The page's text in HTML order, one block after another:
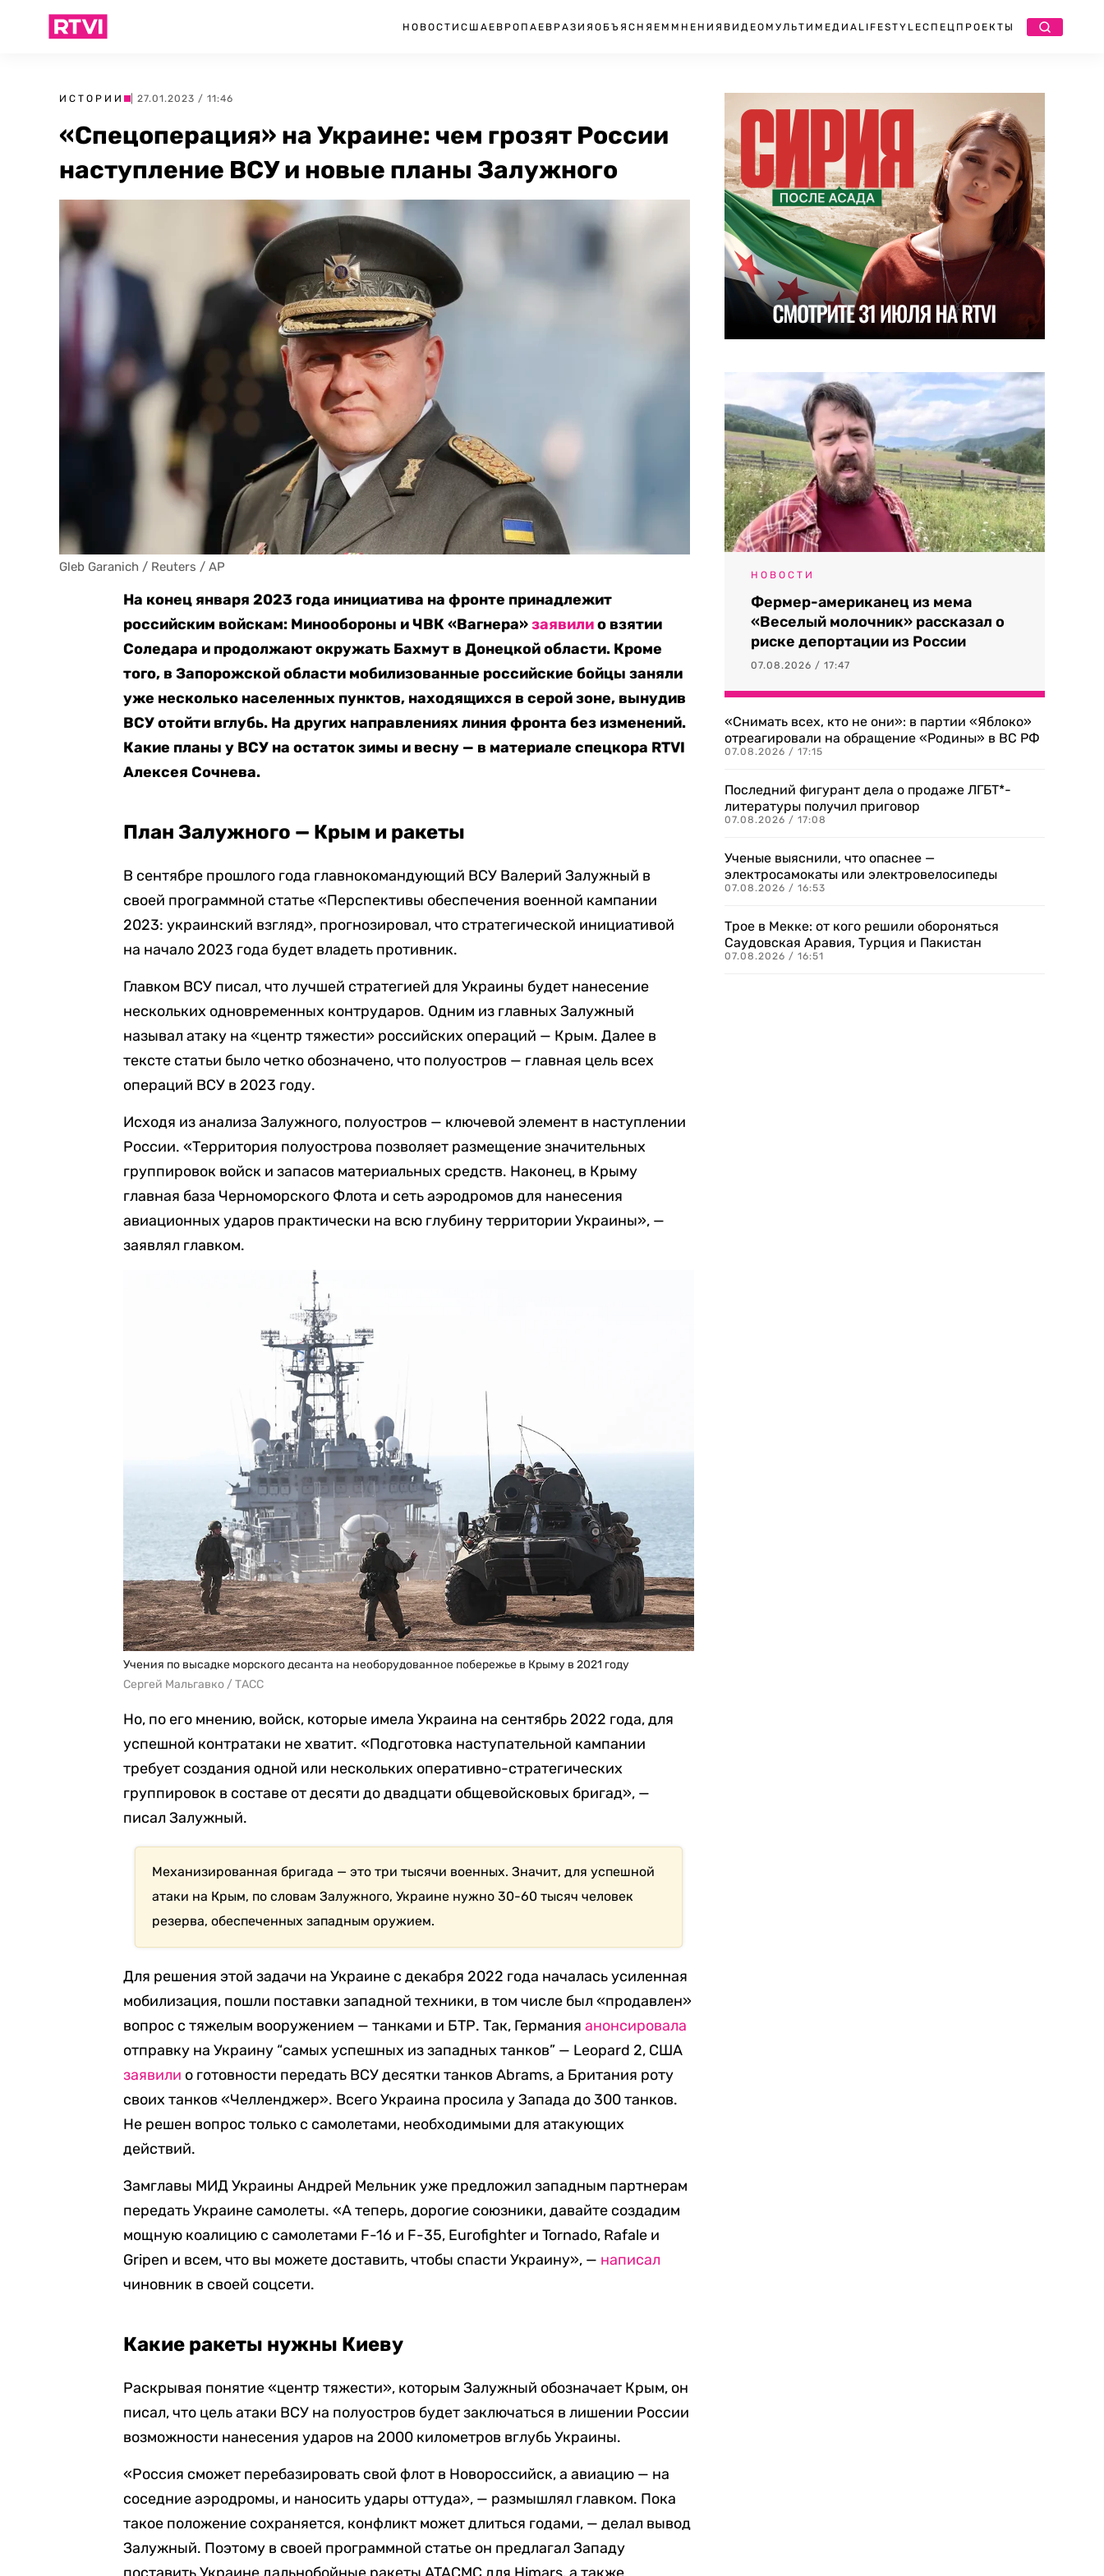
НОВОСТИ США ЕВРОПА ЕВРАЗИЯ ОБЪЯСНЯЕМ МНЕНИЯ ВИДЕО МУЛЬТИМЕДИА LIFESTYLEСПЕЦПРОЕКТЫ
ИСТОРИИ | 27.01.2023 / 11:46
«Спецоперация» на Украине: чем грозят России
наступление ВСУ и новые планы Залужного
Gleb Garanich / Reuters / AP
На конец января 2023 года инициатива на фронте принадлежит
российским войскам: Минообороны и ЧВК «Вагнера»заявилио взятии
Соледара и продолжают окружать Бахмут в Донецкой области. Кроме
того, в Запорожской области мобилизованные российские бойцы заняли
уже несколько населенных пунктов, находящихся в серой зоне, вынудив
ВСУ отойти вглубь. На других направлениях линия фронта без изменений.
Какие планы у ВСУ на остаток зимы и весну — в материале спецкора RTVI
Алексея Сочнева.
План Залужного — Крым и ракеты
В сентябре прошлого года главнокомандующий ВСУ Валерий Залужный в
своей программной статье «Перспективы обеспечения военной кампании
2023: украинский взгляд», прогнозировал, что стратегической инициативой
на начало 2023 года будет владеть противник.
Главком ВСУ писал, что лучшей стратегией для Украины будет нанесение
нескольких одновременных контрударов. Одним из главных Залужный
называл атаку на «центр тяжести» российских операций — Крым. Далее в
тексте статьи было четко обозначено, что полуостров — главная цель всех
операций ВСУ в 2023 году.
Исходя из анализа Залужного, полуостров — ключевой элемент в наступлении
России. «Территория полуострова позволяет размещение значительных
группировок войск и запасов материальных средств. Наконец, в Крыму
главная база Черноморского Флота и сеть аэродромов для нанесения
авиационных ударов практически на всю глубину территории Украины», —
заявлял главком.
Учения по высадке морского десанта на необорудованное побережье в Крыму в 2021 году
Сергей Мальгавко / ТАСС
Но, по его мнению, войск, которые имела Украина на сентябрь 2022 года, для
успешной контратаки не хватит. «Подготовка наступательной кампании
требует создания одной или нескольких оперативно-стратегических
группировок в составе от десяти до двадцати общевойсковых бригад», —
писал Залужный.
Механизированная бригада — это три тысячи военных. Значит, для успешной
атаки на Крым, по словам Залужного, Украине нужно 30-60 тысяч человек
резерва, обеспеченных западным оружием.
Для решения этой задачи на Украине с декабря 2022 года началась усиленная
мобилизация, пошли поставки западной техники, в том числе был «продавлен»
вопрос с тяжелым вооружением — танками и БТР. Так, Германия анонсировала
отправку на Украину “самых успешных из западных танков” — Leopard 2, США
заявили о готовности передать ВСУ десятки танков Abrams, а Британия роту
своих танков «Челленджер». Всего Украина просила у Запада до 300 танков.
Не решен вопрос только с самолетами, необходимыми для атакующих
действий.
Замглавы МИД Украины Андрей Мельник уже предложил западным партнерам
передать Украине самолеты. «А теперь, дорогие союзники, давайте создадим
мощную коалицию с самолетами F-16 и F-35, Eurofighter и Tornado, Rafale и
Gripen и всем, что вы можете доставить, чтобы спасти Украину», — написал
чиновник в своей соцсети.
Какие ракеты нужны Киеву
Раскрывая понятие «центр тяжести», которым Залужный обозначает Крым, он
писал, что цель атаки ВСУ на полуостров будет заключаться в лишении России
возможности нанесения ударов на 2000 километров вглубь Украины.
«Россия сможет перебазировать свой флот в Новороссийск, а авиацию — на
соседние аэродромы, и наносить удары оттуда», — размышлял главком. Пока
такое положение сохраняется, конфликт может длиться годами, — делал вывод
Залужный. Поэтому в своей программной статье он предлагал Западу
поставить Украине дальнобойные ракеты ATACMC для Himars, а также
НОВОСТИ
Фермер-американец из мема
«Веселый молочник» рассказал о
риске депортации из России
07.08.2026 / 17:47
«Снимать всех, кто не они»: в партии «Яблоко»
отреагировали на обращение «Родины» в ВС РФ
07.08.2026 / 17:15
Последний фигурант дела о продаже ЛГБТ*-
литературы получил приговор
07.08.2026 / 17:08
Ученые выяснили, что опаснее —
электросамокаты или электровелосипеды
07.08.2026 / 16:53
Трое в Мекке: от кого решили обороняться
Саудовская Аравия, Турция и Пакистан
07.08.2026 / 16:51